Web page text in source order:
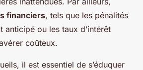
financiers, tels que les pénalités
anticipé ou les taux d’intérêt
coûteux.
il est essentiel de s’éduquer